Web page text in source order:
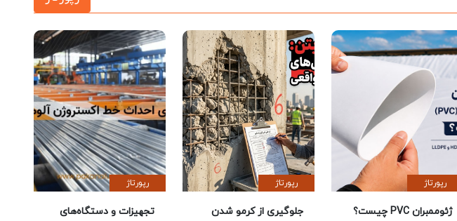
رپورتاژ
ژئوممبران PVC چیست؟
رپورتاژ
جلوگیری از کرمو شدن
رپورتاژ
تجهیزات و دستگاه‌های